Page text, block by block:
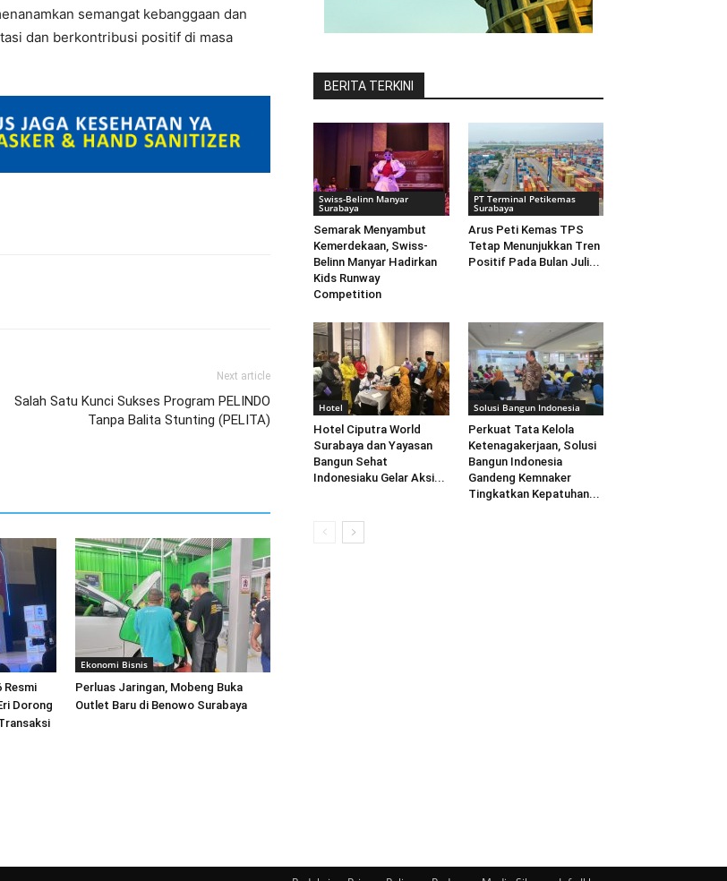
semangat kebanggaan dan
dan berkontribusi positif di masa
Next article
Salah Satu Kunci Sukses Program PELINDO
Tanpa Balita Stunting (PELITA)
Resmi
Dorong
Ekonomi Bisnis
Perluas Jaringan, Mobeng Buka
Outlet Baru di Benowo Surabaya
BERITA TERKINI
Swiss-Belinn Manyar
Surabaya
Semarak Menyambut
Kemerdekaan, Swiss-
Belinn Manyar Hadirkan
Kids Runway
Competition
PT Terminal Petikemas
Surabaya
Arus Peti Kemas TPS
Tetap Menunjukkan Tren
Positif Pada Bulan Juli...
Hotel
Hotel Ciputra World
Surabaya dan Yayasan
Bangun Sehat
Indonesiaku Gelar Aksi...
Solusi Bangun Indonesia
Perkuat Tata Kelola
Ketenagakerjaan, Solusi
Bangun Indonesia
Gandeng Kemnaker
Tingkatkan Kepatuhan...